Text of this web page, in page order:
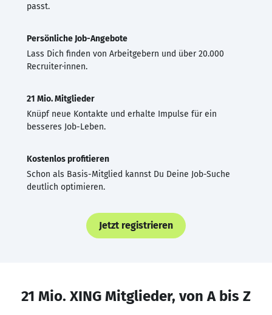
passt.
Persönliche Job-Angebote
Lass Dich finden von Arbeitgebern und über 20.000
Recruiter·innen.
21 Mio. Mitglieder
Knüpf neue Kontakte und erhalte Impulse für ein
besseres Job-Leben.
Kostenlos profitieren
Schon als Basis-Mitglied kannst Du Deine Job-Suche
deutlich optimieren.
Jetzt registrieren
21 Mio. XING Mitglieder, von A bis Z